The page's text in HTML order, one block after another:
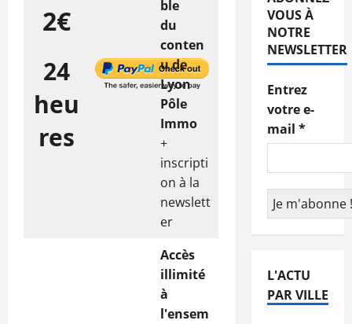
2€
24
heu
res
ble
du
conten
u de
Lyon
Pôle
Immo
+
inscripti
on à la
newslett
er
Accès
illimité
à
l'ensem
VOUS À
NOTRE
NEWSLETTER
Entrez
votre e-
mail *
L'ACTU
PAR VILLE